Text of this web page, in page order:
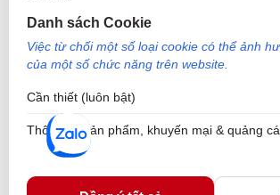
Danh sách Cookie
Việc từ chối một số loại cookie có thể ảnh
của một số chức năng trên website.
Cần thiết (luôn bật)
Thông tin sản phẩm, khuyến mại & quảng
Phản ánh dịch vụ:
Công Ty TNHH Công Nghệ và Đầu Tư Viện Di
Nơi cấp: Sở kế hoạch và đầu tư TP Hồ Chí
Viện Di Động.